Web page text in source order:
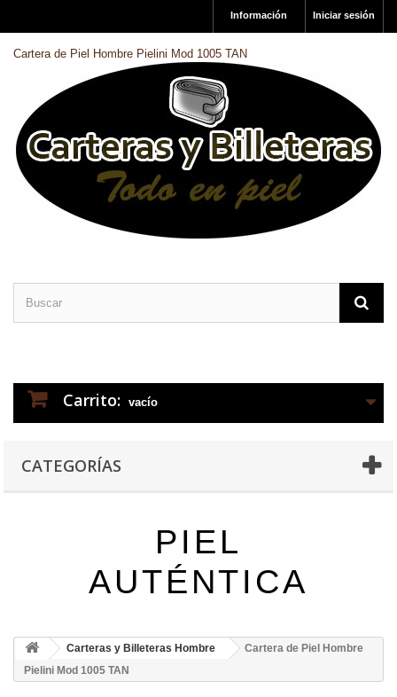
Iniciar sesión
Información
Cartera de Piel Hombre Pielini Mod 1005 TAN
Carrito: vacío
CATEGORÍAS
PIEL
AUTÉNTICA
Carteras y Billeteras Hombre
Cartera de Piel Hombre
Pielini Mod 1005 TAN